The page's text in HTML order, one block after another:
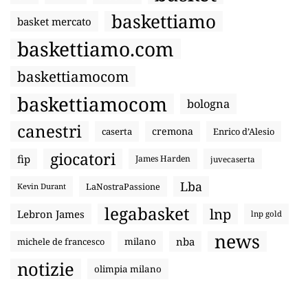
basket mercato baskettiamo
baskettiamo.com
baskettiamocom
baskettiamocom bologna
canestri caserta cremona Enrico d’Alesio
fip giocatori James Harden juvecaserta
Kevin Durant LaNostraPassione Lba
Lebron James legabasket lnp lnp gold
michele de francesco milano nba news
notizie olimpia milano